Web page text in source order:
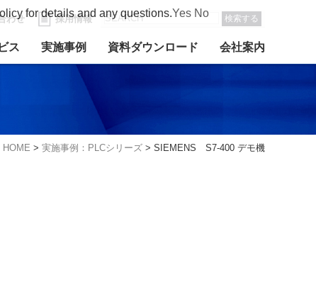
ス 実施事例 資料ダウンロード 会社案内
わせ 採用情報 検索する
HOME > 実施事例：PLCシリーズ > SIEMENS S7-400 デモ機
for details and any questions.Yes No